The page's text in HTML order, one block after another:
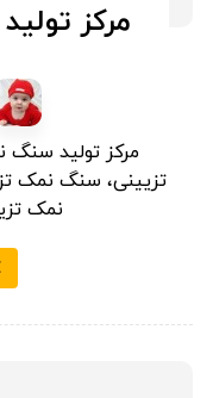
مرکز
مرکز تولید
تزیینی، سنگ نمک
نمک